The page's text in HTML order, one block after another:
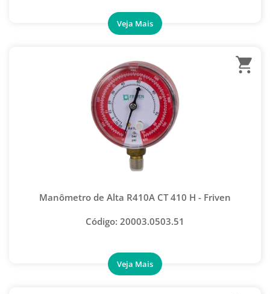
Manômetro de Alta R410A CT 410 H - Friven
Código: 20003.0503.51